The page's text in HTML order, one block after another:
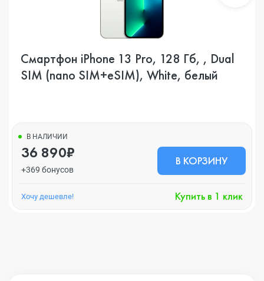
Смартфон iPhone 13 Pro, 128 Гб, , Dual
SIM (nano SIM+eSIM), White, белый
В НАЛИЧИИ
36 890₽
+369 бонусов
В КОРЗИНУ
Хочу дешевле! Купить в 1 клик